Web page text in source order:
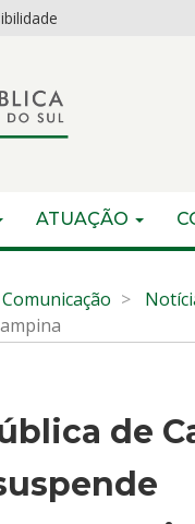
ATUAÇÃO
Comunicação
de